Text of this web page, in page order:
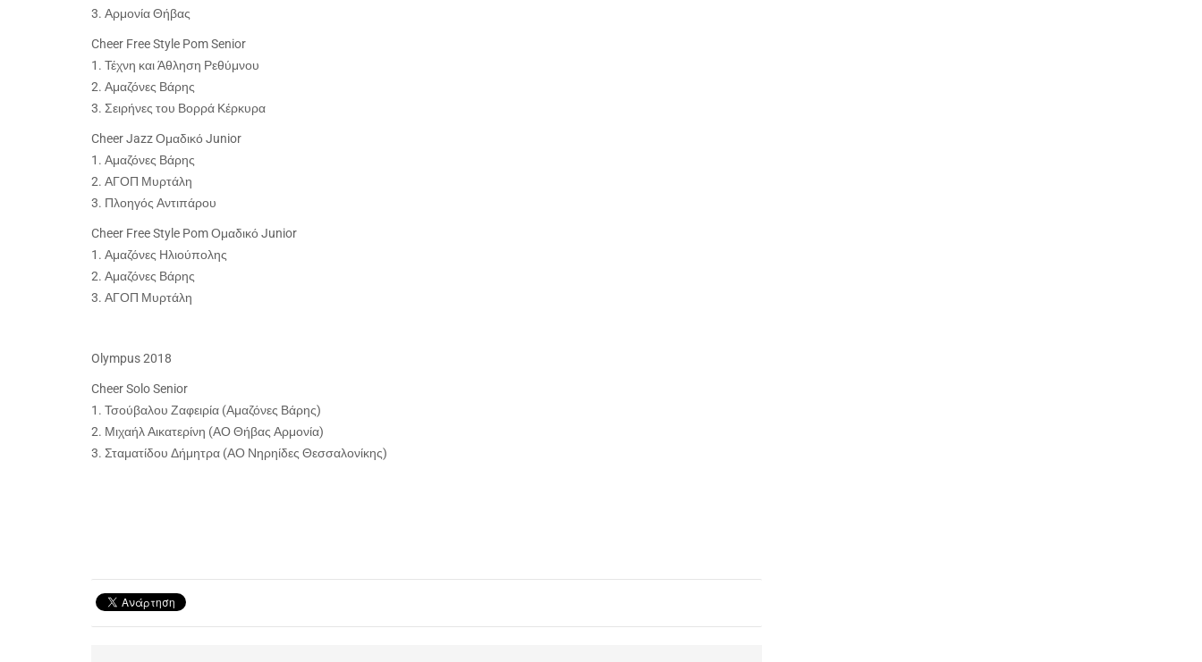
3. Αρμονία Θήβας
Cheer Free Style Pom Senior
1. Τέχνη και Άθληση Ρεθύμνου
2. Αμαζόνες Βάρης
3. Σειρήνες του Βορρά Κέρκυρα
Cheer Jazz Ομαδικό Junior
1. Αμαζόνες Βάρης
2. ΑΓΟΠ Μυρτάλη
3. Πλοηγός Αντιπάρου
Cheer Free Style Pom Ομαδικό Junior
1. Αμαζόνες Ηλιούπολης
2. Αμαζόνες Βάρης
3. ΑΓΟΠ Μυρτάλη
Olympus 2018
Cheer Solo Senior
1. Τσούβαλου Ζαφειρία (Αμαζόνες Βάρης)
2. Μιχαήλ Αικατερίνη (ΑΟ Θήβας Αρμονία)
3. Σταματίδου Δήμητρα (ΑΟ Νηρηίδες Θεσσαλονίκης)